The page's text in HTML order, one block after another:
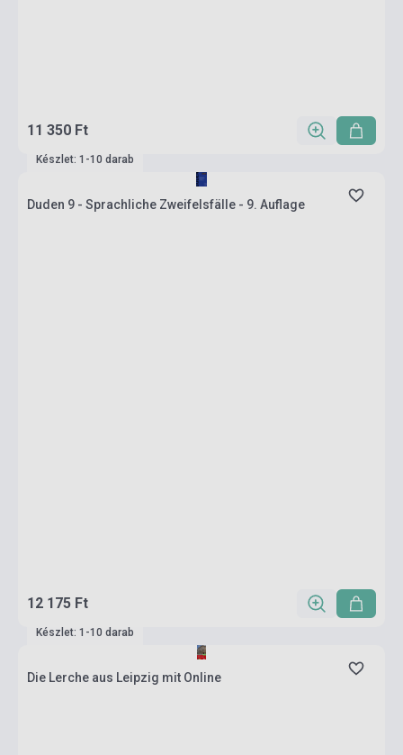
11 350 Ft
Készlet: 1-10 darab
Duden 9 - Sprachliche Zweifelsfälle - 9. Auflage
12 175 Ft
Készlet: 1-10 darab
Die Lerche aus Leipzig mit Online